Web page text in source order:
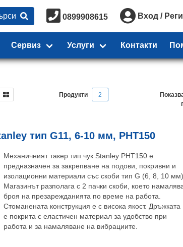
0899908615 Вход /
Сервиз Услуги Контакти
Продукти 2
тип G11, 6-10 мм, PHT150
Механичният такер тип чук Stanley PHT150 е
предназначен за закрепване на подови, покривни и
изолационни материали със скоби тип G (6, 8, 10 мм).
Магазинът разполага с 2 пачки скоби, което
броя на презарежданията по време на работа.
Стоманената конструкция е с висока якост. Дръжката
е покрита с еластичен материал за удобство при
работа и за намаляване на вибрациите.